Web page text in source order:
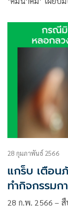
28 กุมภาพันธ์ 2566
แกร็บ เตือน
ทำกิจกรรม
ผ่าน SMS ห
28 ก.พ. 2566 –